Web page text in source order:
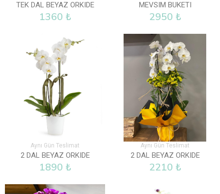
TEK DAL BEYAZ ORKIDE
1360 ₺
MEVSIM BUKETI
2950 ₺
Aynı Gün Teslimat
2 DAL BEYAZ ORKIDE
1890 ₺
Aynı Gün Teslimat
2 DAL BEYAZ ORKIDE
2210 ₺